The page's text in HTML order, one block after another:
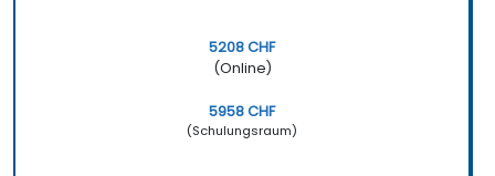
5208 CHF
(Online)
5958 CHF
(Schulungsraum)